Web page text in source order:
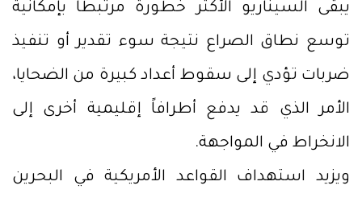
يبقى السيناريو الأكثر خطورة مرتبطاً بإمكانية
توسع نطاق الصراع نتيجة سوء تقدير أو تنفيذ
ضربات تؤدي إلى سقوط أعداد كبيرة من الضحايا،
الأمر الذي قد يدفع أطرافاً إقليمية أخرى إلى
الانخراط في المواجهة.
ويزيد استهداف القواعد الأمريكية في البحرين